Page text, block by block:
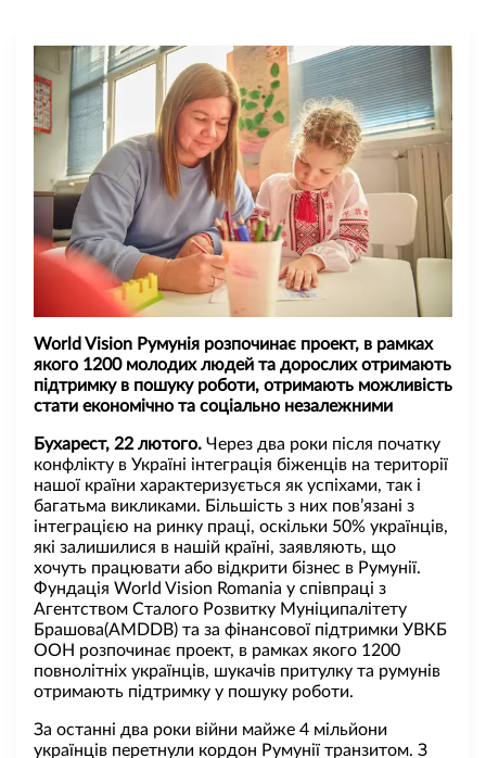
World Vision Румунія розпочинає проект, в рамках
якого 1200 молодих людей та дорослих отримають
підтримку в пошуку роботи, отримають можливість
стати економічно та соціально незалежними
Бухарест, 22 лютого. Через два роки після початку
конфлікту в Україні інтеграція біженців на території
нашої країни характеризується як успіхами, так і
багатьма викликами. Більшість з них пов’язані з
інтеграцією на ринку праці, оскільки 50% українців,
які залишилися в нашій країні, заявляють, що
хочуть працювати або відкрити бізнес в Румунії.
Фундація World Vision Romania у співпраці з
Агентством Сталого Розвитку Муніципалітету
Брашова(AMDDB) та за фінансової підтримки УВКБ
ООН розпочинає проект, в рамках якого 1200
повнолітніх українців, шукачів притулку та румунів
отримають підтримку у пошуку роботи.
За останні два роки війни майже 4 мільйони
українців перетнули кордон Румунії транзитом. З